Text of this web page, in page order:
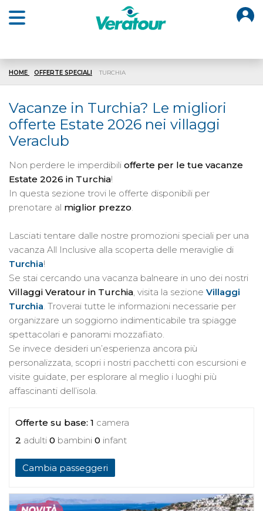
HOME OFFERTE SPECIALI TURCHIA
Vacanze in Turchia? Le migliori
offerte Estate 2026 nei villaggi
Veraclub
Non perdere le imperdibili offerte per le tue vacanze
Estate 2026 in Turchia!
In questa sezione trovi le offerte disponibili per
prenotare al miglior prezzo.
Lasciati tentare dalle nostre promozioni speciali per una
vacanza All Inclusive alla scoperta delle meraviglie di
Turchia!
Se stai cercando una vacanza balneare in uno dei nostri
Villaggi Veratour in Turchia, visita la sezione Villaggi
Turchia. Troverai tutte le informazioni necessarie per
organizzare un soggiorno indimenticabile tra spiagge
spettacolari e panorami mozzafiato.
Se invece desideri un’esperienza ancora più
personalizzata, scopri i nostri pacchetti con escursioni e
visite guidate, per esplorare al meglio i luoghi più
affascinanti dell’isola.
Offerte su base: 1 camera
2 adulti 0 bambini 0 infant
Cambia passeggeri